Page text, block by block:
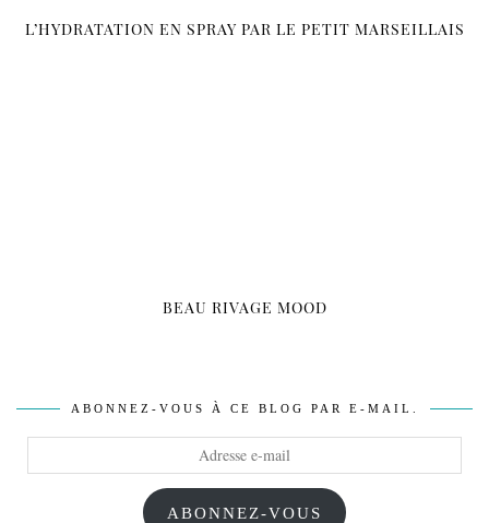
L’HYDRATATION EN SPRAY PAR LE PETIT MARSEILLAIS
BEAU RIVAGE MOOD
ABONNEZ-VOUS À CE BLOG PAR E-MAIL.
ABONNEZ-VOUS